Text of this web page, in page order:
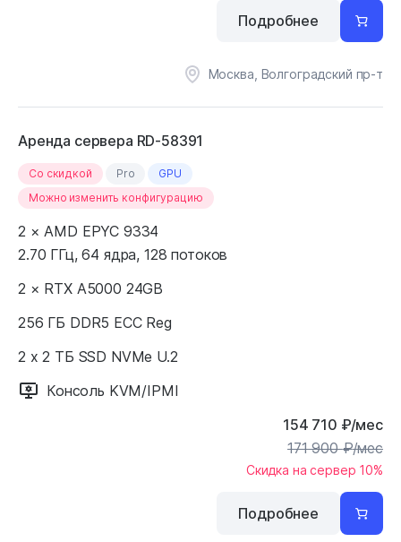
Москва, Волгоградский пр-т
Подробнее
Аренда сервера RD-58391
Cо скидкой Pro
GPU
Можно изменить конфигурацию
2 × AMD EPYC 9334
2.70 ГГц, 64 ядра, 128 потоков
2 × RTX A5000 24GB
256 ГБ DDR5 ECC Reg
2 x 2 ТБ SSD NVMe U.2
Консоль KVM/IPMI
154 710 ₽/мес
171 900₽/мес
Скидка на сервер 10%
Подробнее